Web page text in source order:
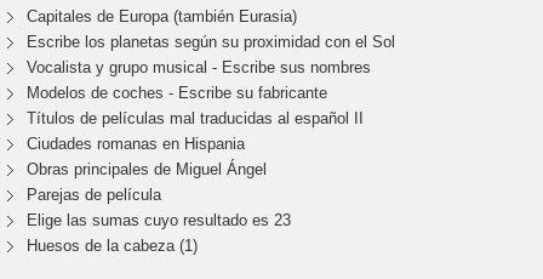
Capitales de Europa (también Eurasia)
Escribe los planetas según su proximidad con el Sol
Vocalista y grupo musical - Escribe sus nombres
Modelos de coches - Escribe su fabricante
Títulos de películas mal traducidas al español II
Ciudades romanas en Hispania
Obras principales de Miguel Ángel
Parejas de película
Elige las sumas cuyo resultado es 23
Huesos de la cabeza (1)